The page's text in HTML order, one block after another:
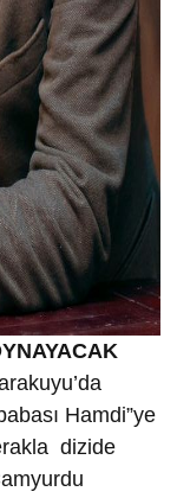
Hamdi”ye
dizide